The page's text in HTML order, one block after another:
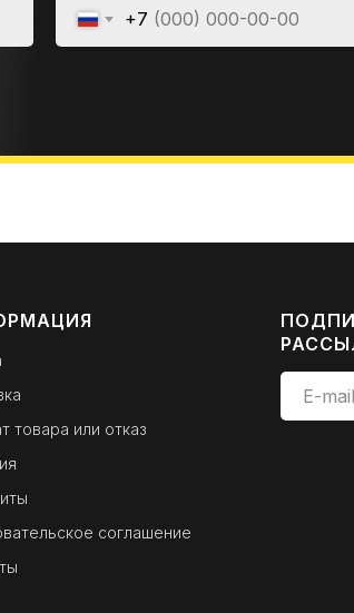
+7
товара или отказ
соглашение